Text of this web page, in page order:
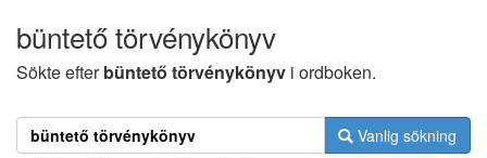
büntető törvénykönyv
Sökte efterbüntető törvénykönyv i ordboken.
Vanlig sökning